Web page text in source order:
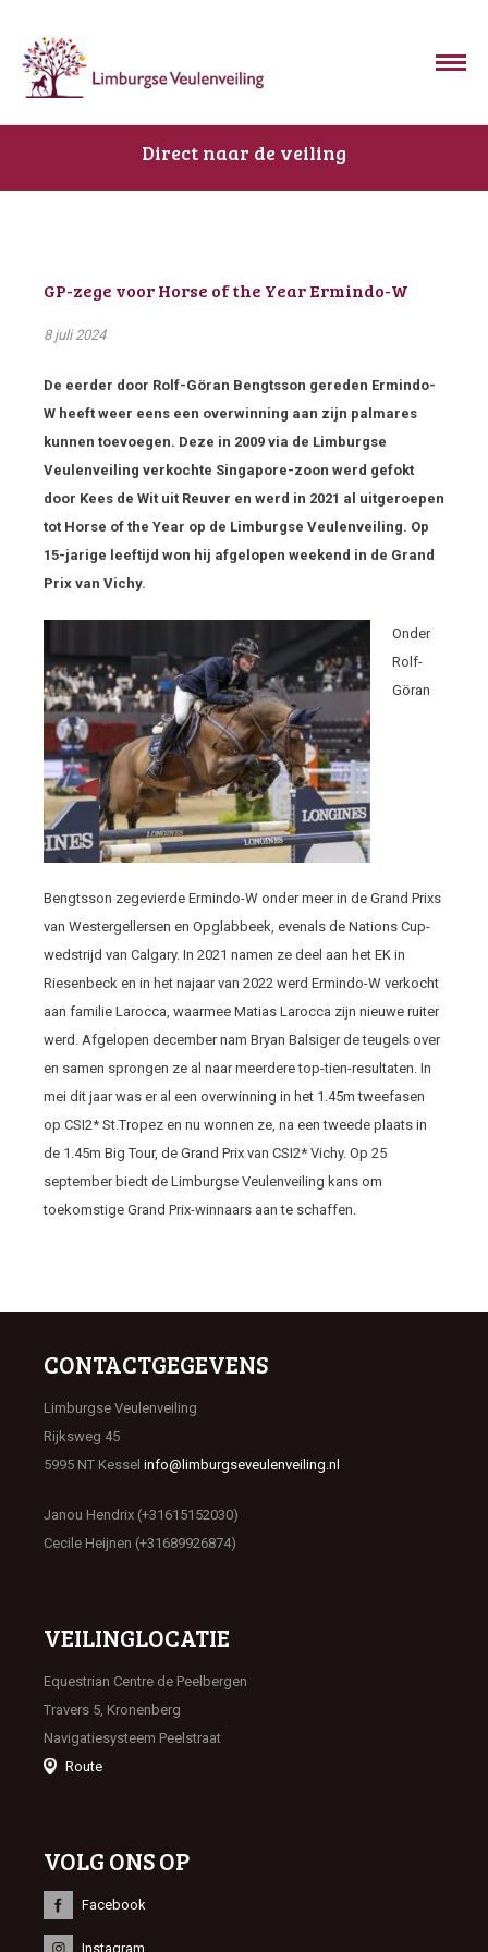
Direct naar de veiling
GP-zege voor Horse of the Year Ermindo-W
8 juli 2024
De eerder door Rolf-Göran Bengtsson gereden Ermindo-
W heeft weer eens een overwinning aan zijn palmares
kunnen toevoegen. Deze in 2009 via de Limburgse
Veulenveiling verkochte Singapore-zoon werd gefokt
door Kees de Wit uit Reuver en werd in 2021 al uitgeroepen
tot Horse of the Year op de Limburgse Veulenveiling. Op
15-jarige leeftijd won hij afgelopen weekend in de Grand
Prix van Vichy.
Onder
Rolf-
Göran
Bengtsson zegevierde Ermindo-W onder meer in de Grand Prixs
van Westergellersen en Opglabbeek, evenals de Nations Cup-
wedstrijd van Calgary. In 2021 namen ze deel aan het EK in
Riesenbeck en in het najaar van 2022 werd Ermindo-W verkocht
aan familie Larocca, waarmee Matias Larocca zijn nieuwe ruiter
werd. Afgelopen december nam Bryan Balsiger de teugels over
en samen sprongen ze al naar meerdere top-tien-resultaten. In
mei dit jaar was er al een overwinning in het 1.45m tweefasen
op CSI2* St.Tropez en nu wonnen ze, na een tweede plaats in
de 1.45m Big Tour, de Grand Prix van CSI2* Vichy. Op 25
september biedt de Limburgse Veulenveiling kans om
toekomstige Grand Prix-winnaars aan te schaffen.
CONTACTGEGEVENS
Limburgse Veulenveiling
Rijksweg 45
5995 NT Kessel info@limburgseveulenveiling.nl
Janou Hendrix (+31615152030)
Cecile Heijnen (+31689926874)
VEILINGLOCATIE
Equestrian Centre de Peelbergen
Travers 5, Kronenberg
Navigatiesysteem Peelstraat
Route
VOLG ONS OP
Facebook
Instagram